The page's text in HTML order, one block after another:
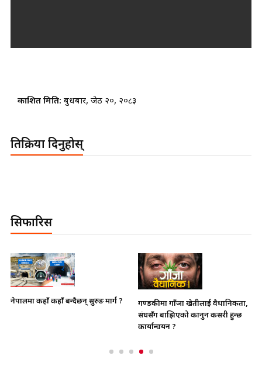
प्रकाशित मिति: बुधबार, जेठ २०, २०८३
प्रतिक्रिया दिनुहोस्
सिफारिस
नेपालमा कहाँ कहाँ बन्दैछन् सुरुङ मार्ग ?
गण्डकीमा गाँजा खेतीलाई वैधानिकता,
संघसँग बाझिएको कानुन कसरी हुन्छ
कार्यान्वयन ?